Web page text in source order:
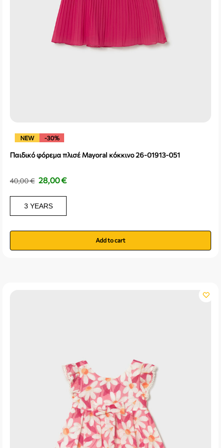
NEW -30%
Παιδικό φόρεμα πλισέ Mayoral κόκκινο 26-01913-051
40,00€ 28,00€
3 YEARS
Add to cart